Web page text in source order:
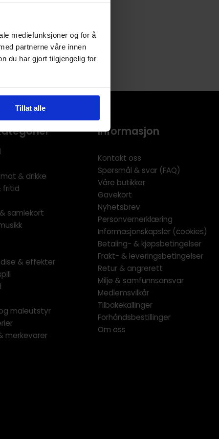
mediefunksjoner og for å
partnerne våre innen
du har gjort tilgjengelig for
Tillat alle
& drikke
fritid
samlekort
& effekter
maleutstyr
merkevarer
Informasjon
Kontakt oss
Spørsmål & svar (FAQ)
Våre butikker
Gavekort
Nyhetsbrev
Personvernerklæring
Informasjonskapsler (cookies)
Betaling- & kjøpsbetingelser
Frakt- & leveringsbetingelser
Retur & angrerett
Miljø & samfunnsansvar
Medlemsvilkår
Tilbakekallinger
Forhåndsbestillinger
Om oss